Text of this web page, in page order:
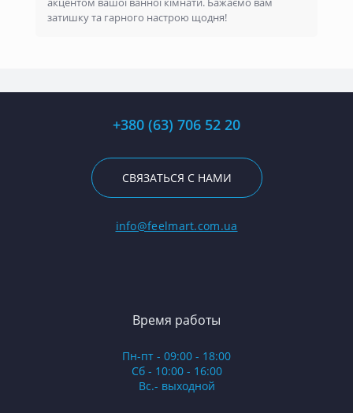
затишку та гарного настрою щодня!
+380 (63) 706 52 20
СВЯЗАТЬСЯ С НАМИ
info@feelmart.com.ua
Время работы
Пн-пт - 09:00 - 18:00
Сб - 10:00 - 16:00
Вс.- выходной